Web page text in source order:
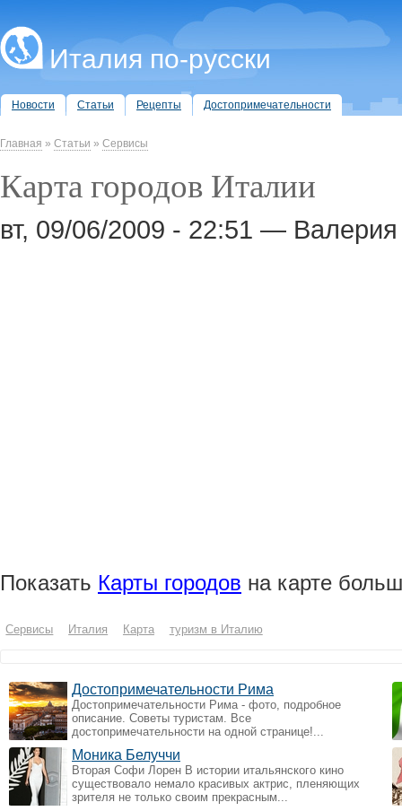
Италия по-русски
Новости Статьи Рецепты Достопримечательности
Главная » Статьи » Сервисы
Карта городов Италии
вт, 09/06/2009 - 22:51 —
Показать Карты городов на карте
Сервисы Италия Карта туризм в Италию
Достопримечательности Рима
Достопримечательности Рима - фото, подробное
описание. Советы туристам. Все
достопримечательности на одной странице!...
Моника Белуччи
Вторая Софи Лорен В истории итальянского кино
существовало немало красивых актрис, пленяющих
зрителя не только своим прекрасным...